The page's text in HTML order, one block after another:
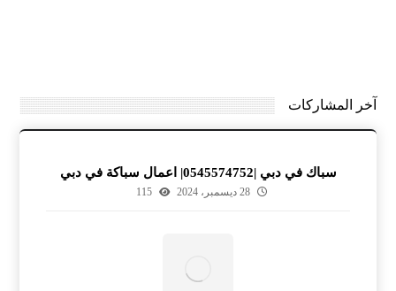
آخر المشاركات
سباك في دبي |0545574752| اعمال سباكة في دبي
28 ديسمبر، 2024 115